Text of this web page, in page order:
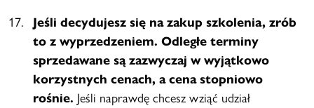
Jeśli decydujesz się na zakup szkolenia, zrób
to z wyprzedzeniem. Odległe terminy
sprzedawane są zazwyczaj w wyjątkowo
korzystnych cenach, a cena stopniowo
rośnie. Jeśli naprawdę chcesz wziąć udział